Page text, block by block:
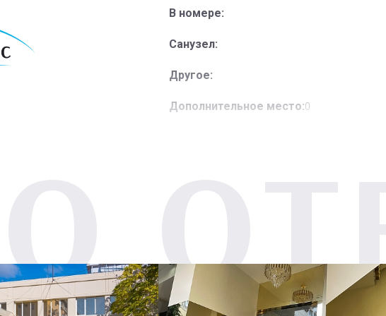
В номере:
Санузел:
Другое:
Дополнительное место:0